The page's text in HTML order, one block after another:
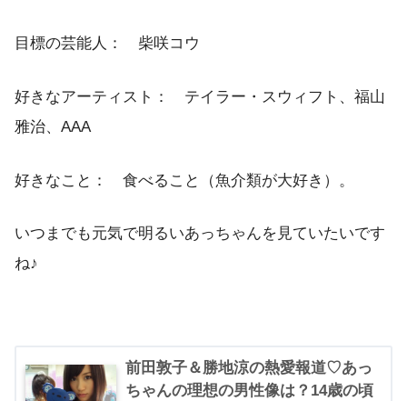
目標の芸能人： 柴咲コウ
好きなアーティスト： テイラー・スウィフト、福山
雅治、AAA
好きなこと： 食べること（魚介類が大好き）。
いつまでも元気で明るいあっちゃんを見ていたいです
ね♪
前田敦子＆勝地涼の熱愛報道♡あっ
ちゃんの理想の男性像は？14歳の頃